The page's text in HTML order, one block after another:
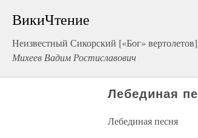
ВикиЧтение
Неизвестный Сикорский [«Бог» вертолетов]
Михеев Вадим Ростиславович
Лебединая
Лебединая песня